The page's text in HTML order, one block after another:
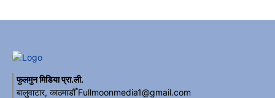
फुलमुन मिडिया प्रा.ली.
बालुवाटार, काठमाडौँ Fullmoonmedia1@gmail.com